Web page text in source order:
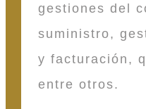
gestiones del
suministro,
y facturación,
entre otros.